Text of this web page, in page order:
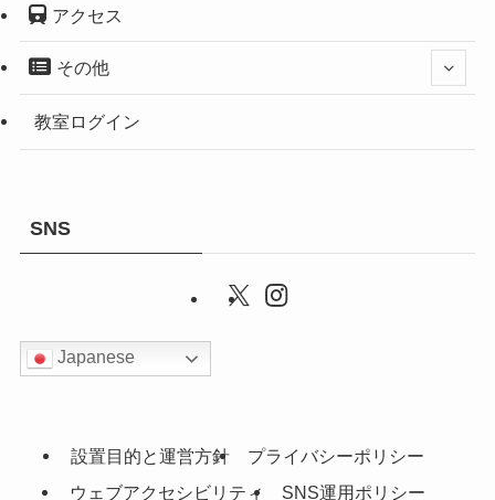
アクセス
その他
教室ログイン
SNS
Japanese
設置目的と運営方針
プライバシーポリシー
ウェブアクセシビリティ
SNS運用ポリシー